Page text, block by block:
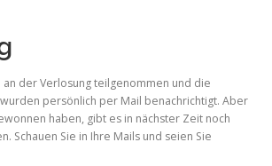
der Verlosung teilgenommen und die
persönlich per Mail benachrichtigt. Aber
haben, gibt es in nächster Zeit noch
Schauen Sie in Ihre Mails und seien Sie